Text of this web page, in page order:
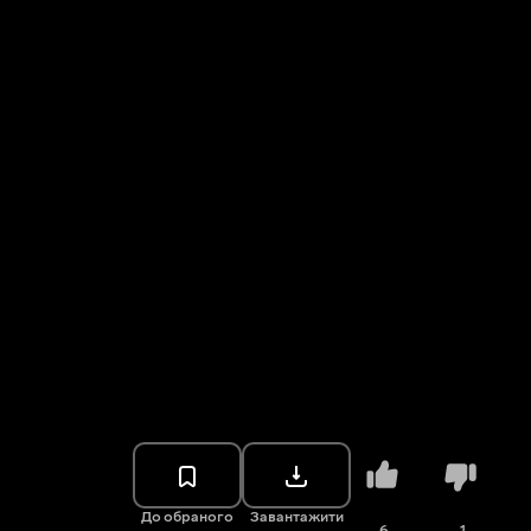
До обраного Завантажити